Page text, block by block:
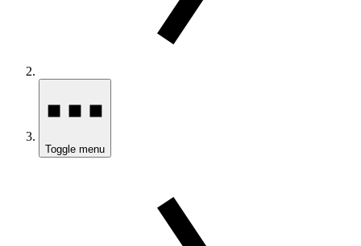
Toggle menu